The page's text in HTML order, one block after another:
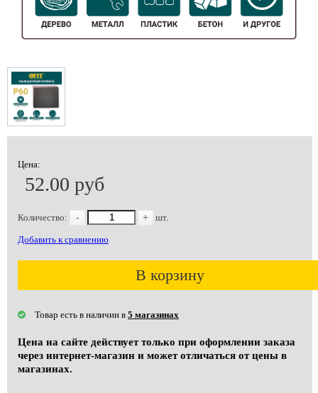
Цена:
52.00 руб
Количество: - + шт.
Добавить к сравнению
В корзину
Товар есть в наличии в 5 магазинах
Цена на сайте действует только при оформлении заказа
через интернет-магазин и может отличаться от цены в
магазинах.